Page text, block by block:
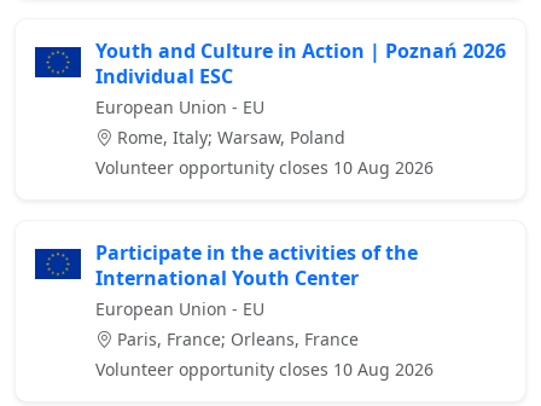
Youth and Culture in Action | Poznań 2026
Individual ESC
European Union - EU
Rome, Italy; Warsaw, Poland
Volunteer opportunity closes 10 Aug 2026
Participate in the activities of the
International Youth Center
European Union - EU
Paris, France; Orleans, France
Volunteer opportunity closes 10 Aug 2026